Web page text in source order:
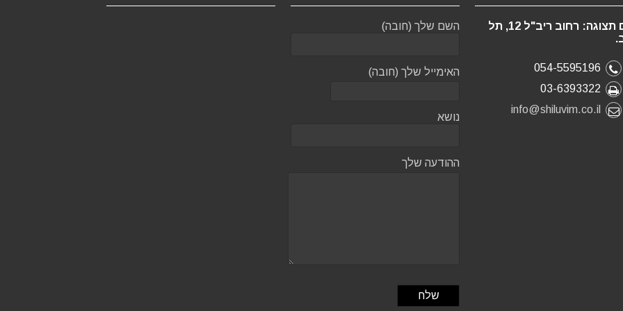
אולם תצוגה: רחוב ריב"ל 12, תל
054-5595196
03-6393322
info@shiluvim.co.il
השם שלך (חובה)
האימייל שלך (חובה)
נושא
ההודעה שלך